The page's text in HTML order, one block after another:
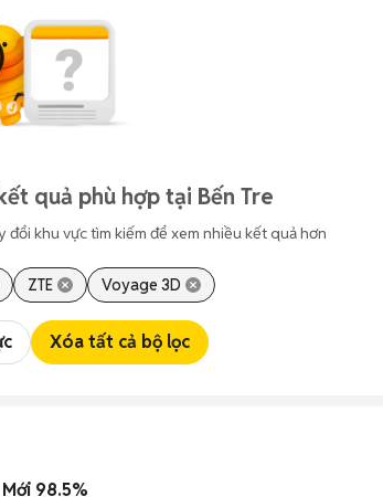
quả phù hợp tại Bến Tre
khu vực tìm kiếm để xem nhiều kết quả hơn
ZTE Voyage 3D
Xóa tất cả bộ lọc
98.5%